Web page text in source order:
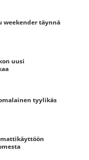
weekender täynnä
uusi
tyylikäs